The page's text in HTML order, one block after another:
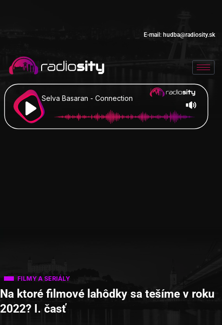
E-mail: hudba@radiosity.sk
Selva Basaran - Connection
FILMY A SERIÁLY
Na ktoré filmové lahôdky sa tešíme v roku
2022? I. časť